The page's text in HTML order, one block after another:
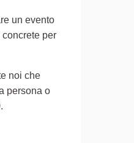
un evento
per
noi che
persona o